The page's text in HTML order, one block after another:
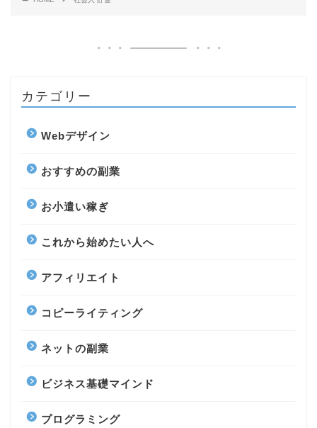
カテゴリー
Webデザイン
おすすめの副業
お小遣い稼ぎ
これから始めたい人へ
アフィリエイト
コピーライティング
ネットの副業
ビジネス基礎マインド
プログラミング